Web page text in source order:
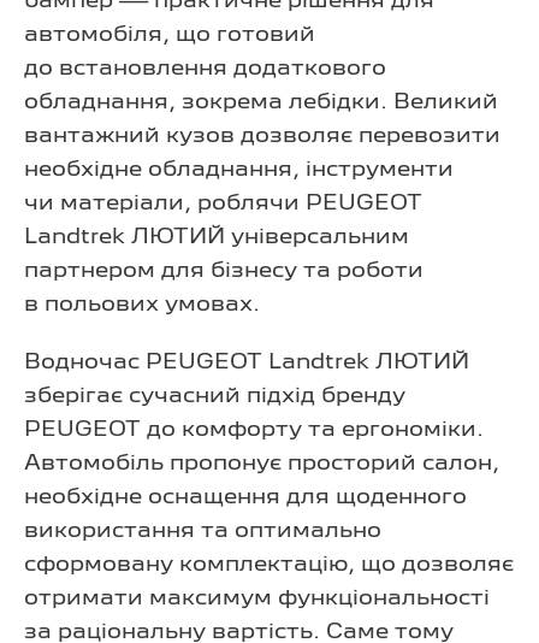
автомобіля, що готовий
до встановлення додаткового
обладнання, зокрема лебідки. Великий
вантажний кузов дозволяє перевозити
необхідне обладнання, інструменти
чи матеріали, роблячи PEUGEOT
Landtrek ЛЮТИЙ універсальним
партнером для бізнесу та роботи
в польових умовах.
Водночас PEUGEOT Landtrek ЛЮТИЙ
зберігає сучасний підхід бренду
PEUGEOT до комфорту та ергономіки.
Автомобіль пропонує просторий салон,
необхідне оснащення для щоденного
використання та оптимально
сформовану комплектацію, що дозволяє
отримати максимум функціональності
за раціональну вартість. Саме тому